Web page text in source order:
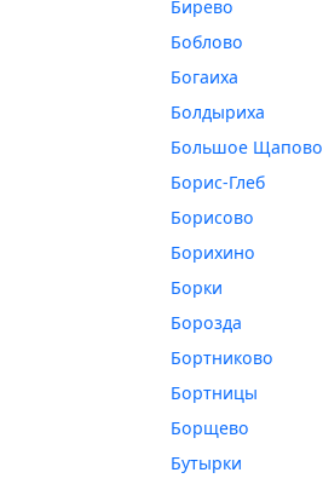
Бирево
Боблово
Богаиха
Болдыриха
Большое Щапово
Борис-Глеб
Борисово
Борихино
Борки
Борозда
Бортниково
Бортницы
Борщево
Бутырки